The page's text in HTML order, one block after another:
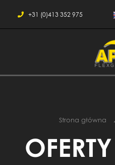
+31 (0)413 352 975
Strona główna